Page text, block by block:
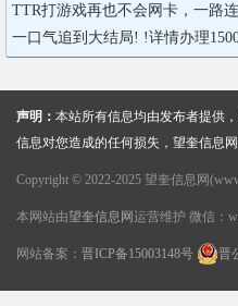
TTR打游戏再也不会网卡，一路
一口气追到大结局! !详情办理
声明： 本站所有信息均由发布者提供
信息对您造成的任何损失，望奎信息网
Copyright © 2022-2025 望奎信息网
本网站由望奎信息网 运营维护 微信：
网站备案： 晋ICP备15003148号 晋